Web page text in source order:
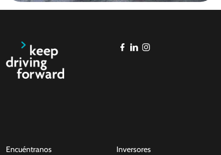
Encuéntranos
Inversores